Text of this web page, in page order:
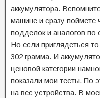
аккумулятора.
машине и сразу поймете
подделок и аналогов по
Но если приглядеться
302 грамма. И
ценовой категории
показали мои тесты. По
на вес устройства. В